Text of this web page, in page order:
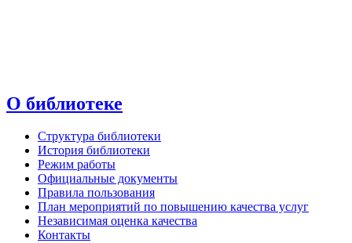
О библиотеке
Структура библиотеки
История библиотеки
Режим работы
Официальные документы
Правила пользования
План мероприятий по повышению качества услуг
Независимая оценка качества
Контакты